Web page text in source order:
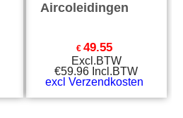
Aircoleidingen
€ 49.55
Excl.BTW
€59.96 Incl.BTW
excl Verzendkosten